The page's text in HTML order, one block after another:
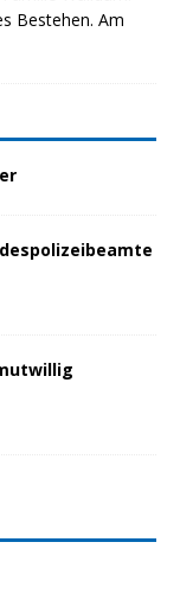
Bestehen. Am